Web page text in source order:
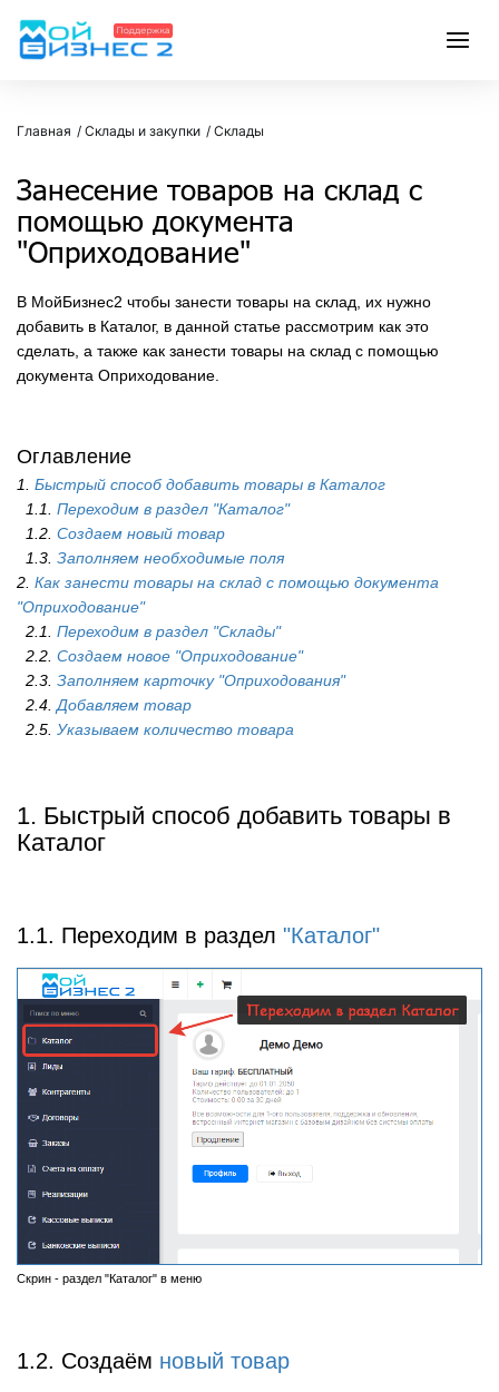
Главная Склады и закупки Склады
Занесение товаров на склад с
помощью документа
"Оприходование"
В МойБизнес2 чтобы занести товары на склад, их нужно
добавить в Каталог, в данной статье рассмотрим как это
сделать, а также как занести товары на склад с помощью
документа Оприходование.
Оглавление
1. Быстрый способ добавить товары в Каталог
1.1. Переходим в раздел "Каталог"
1.2. Создаем новый товар
1.3. Заполняем необходимые поля
2. Как занести товары на склад с помощью документа
"Оприходование"
2.1. Переходим в раздел "Склады"
2.2. Создаем новое "Оприходование"
2.3. Заполняем карточку "Оприходования"
2.4. Добавляем товар
2.5. Указываем количество товара
1. Быстрый способ добавить товары в
Каталог
1.1. Переходим в раздел "Каталог"
Скрин - раздел "Каталог" в меню
1.2. Создаём новый товар